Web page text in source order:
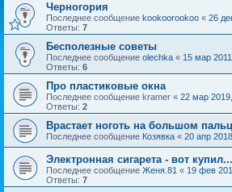
Черногория
Последнее сообщение kookoorookoo « 26
Ответы: 7
Бесполезные советы
Последнее сообщение olechka « 15 мар
Ответы: 6
Про пластиковые окна
Последнее сообщение kramer « 22 мар
Ответы: 2
Врастает ноготь на большом
Последнее сообщение Козявка « 20 апр
Электронная сигарета - вот
Последнее сообщение Женя.81 « 19 фев
Ответы: 7